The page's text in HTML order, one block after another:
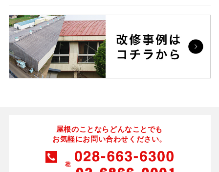
屋根のことならどんなことでも
お気軽にお問い合わせください。